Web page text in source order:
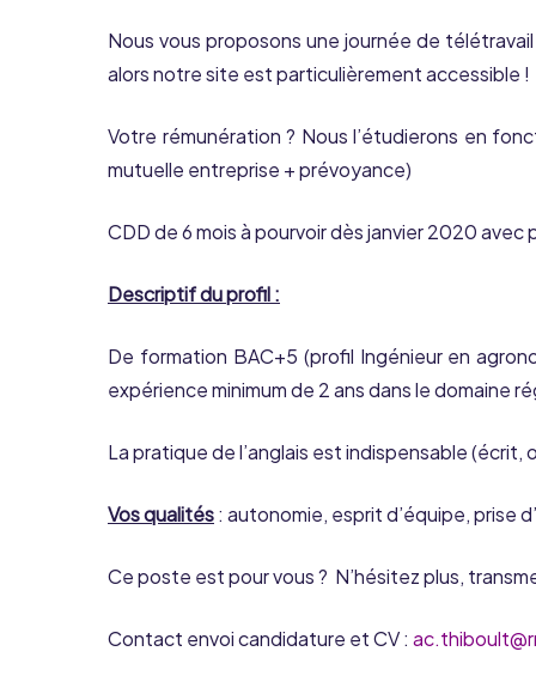
Nous vous proposons une journée de
alors notre site est particulièrement accessible !
Votre rémunération ? Nous l’étudierons en
mutuelle entreprise + prévoyance)
CDD de 6 mois à pourvoir dès janvier 2020 avec
Descriptif du profil :
De formation BAC+5 (profil Ingénieur en
expérience minimum de 2 ans dans le domaine
La pratique de l’anglais est indispensable (écrit,
Vos qualités: autonomie, esprit d’équipe, prise
Ce poste est pour vous ? N’hésitez plus,
Contact envoi candidature et CV :